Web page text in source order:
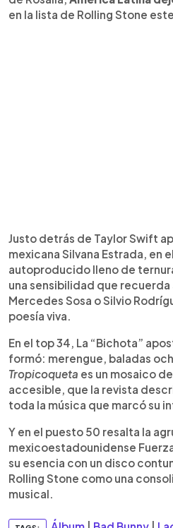
en la lista de Rolling Stone
Justo detrás de Taylor Swift
mexicana Silvana Estrada, en
autoproducido lleno de
una sensibilidad que
Mercedes Sosa o Silvio
poesía viva.
En el top 34, La “Bichota”
formó: merengue, baladas
Tropicoqueta es un mosaico
accesible, que la revista
toda la música que marcó su
Y en el puesto 50 resalta la
mexicoestadounidense
su esencia con un disco
Rolling Stone como una
musical.